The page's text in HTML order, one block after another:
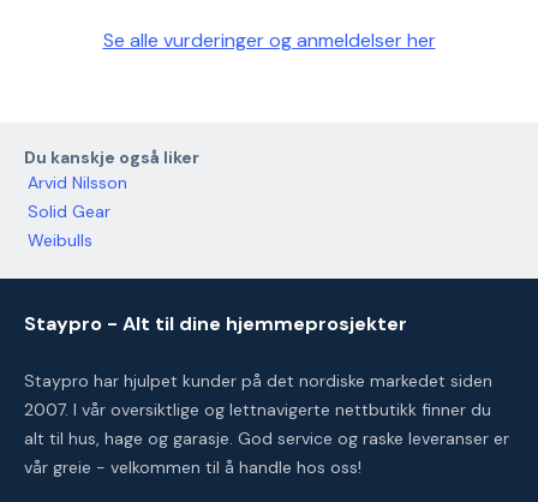
Se alle vurderinger og anmeldelser her
Du kanskje også liker
Arvid Nilsson
Solid Gear
Weibulls
Staypro - Alt til dine hjemmeprosjekter
Staypro har hjulpet kunder på det nordiske markedet siden
2007. I vår oversiktlige og lettnavigerte nettbutikk finner du
alt til hus, hage og garasje. God service og raske leveranser er
vår greie - velkommen til å handle hos oss!